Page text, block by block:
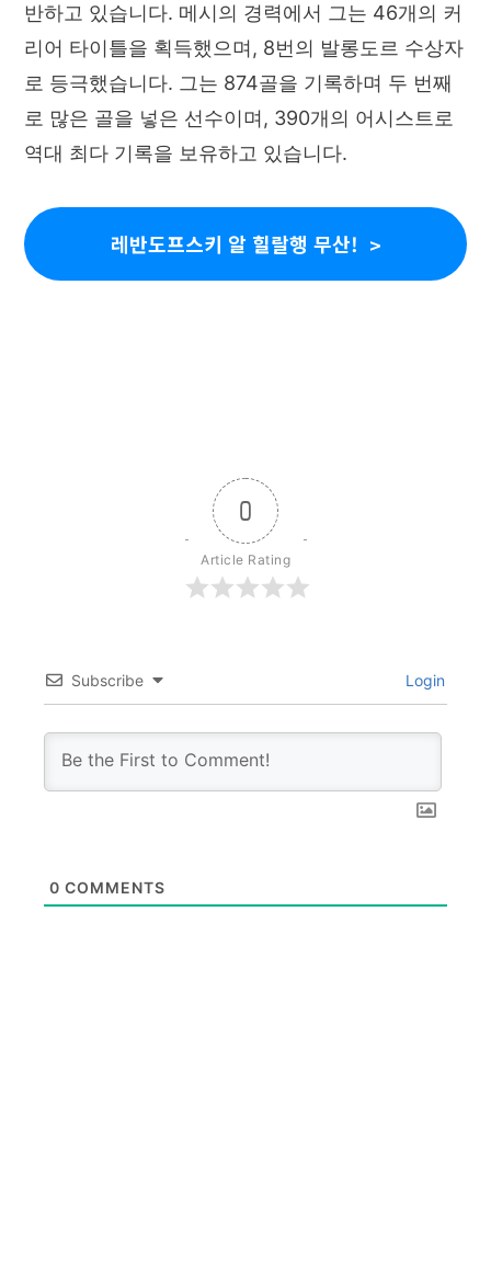
반하고 있습니다. 메시의 경력에서 그는 46개의 커
리어 타이틀을 획득했으며, 8번의 발롱도르 수상자
로 등극했습니다. 그는 874골을 기록하며 두 번째
로 많은 골을 넣은 선수이며, 390개의 어시스트로
역대 최다 기록을 보유하고 있습니다.
레반도프스키 알 힐랄행 무산!
0
Article Rating
Subscribe Login
0 COMMENTS